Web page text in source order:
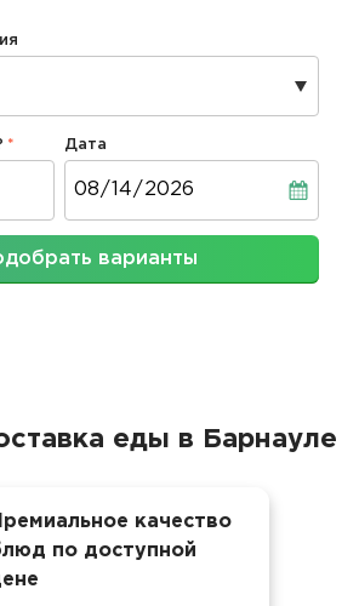
Дата
варианты
еды в Барнауле
качество
по доступной